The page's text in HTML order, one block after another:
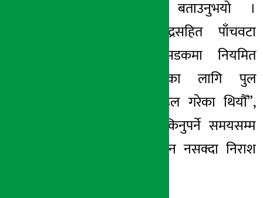
रेशम छन्त्यालले बताउनुभयो ।
“धवलागिरिको केन्द्रसहित पाँचवटा
वडालाई जोड्ने सडकमा नियमित
यातायात सञ्चालनका लागि पुल
निर्माणका लागि पहल गरेका थियौँ”,
उहाँले भन्नुभयो, “सकिनुपर्ने समयसम्म
पनि निर्माण सुरु हुन नसक्दा निराश